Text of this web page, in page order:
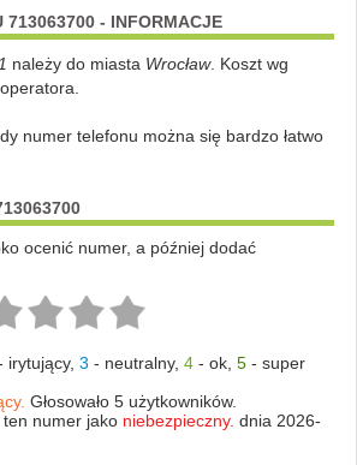
713063700 - INFORMACJE
należy do miasta Wrocław. Koszt wg
numer telefonu można się bardzo łatwo
ocenić numer, a później dodać
irytujący, 3 - neutralny, 4- ok, 5- super
Głosowało 5 użytkowników.
numer jako niebezpieczny. dnia 2026-